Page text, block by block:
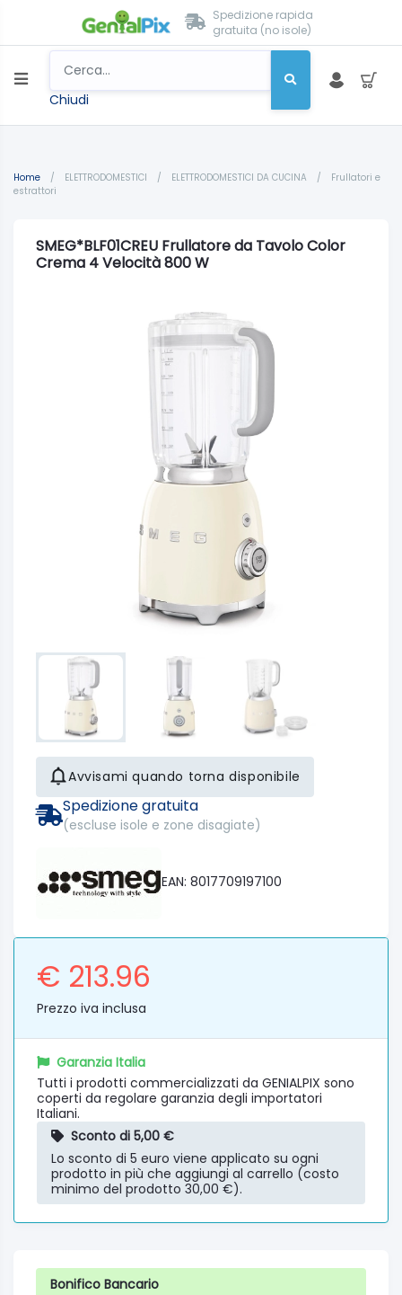
Spedizione rapida
gratuita (no isole)
Chiudi
Home / ELETTRODOMESTICI / ELETTRODOMESTICI DA CUCINA /
Frullatori e
estrattori
SMEG*BLF01CREU Frullatore da Tavolo Color
Crema 4 Velocità 800 W
Avvisami quando torna disponibile
Spedizione gratuita
(escluse isole e zone disagiate)
EAN: 8017709197100
€ 213.96
Prezzo iva inclusa
Garanzia Italia
Tutti i prodotti commercializzati da GENIALPIX sono
coperti da regolare garanzia degli importatori
Italiani.
Sconto di 5,00 €
Lo sconto di 5 euro viene applicato su ogni
prodotto in più che aggiungi al carrello (costo
minimo del prodotto 30,00 €).
Bonifico Bancario